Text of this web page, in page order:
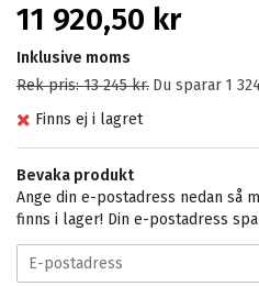
11 920,50 kr
Inklusive moms
Rek pris:13 245 kr. Du sparar 1
Finns ej i lagret
Bevaka produkt
Ange din e-postadress nedan så
finns i lager! Din e-postadress